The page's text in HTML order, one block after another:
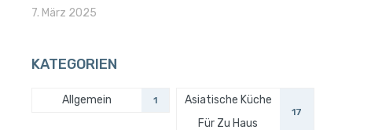
7. März 2025
KATEGORIEN
Allgemein 1
Asiatische Küche
Für Zu Haus
17